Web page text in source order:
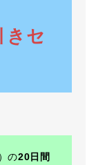
セ
の20日間